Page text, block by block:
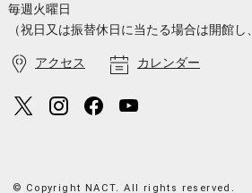
毎週火曜日
（祝日又は振替休日に当たる場合は開館し
アクセス カレンダー
© Copyright NACT. All rights reserved.